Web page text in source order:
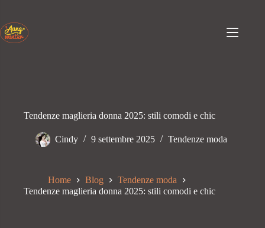
contenuto
Tendenze maglieria donna 2025: stili comodi e chic
Cindy 9 settembre 2025 Tendenze moda
Home Blog
Tendenze moda
Tendenze maglieria donna 2025: stili comodi e chic